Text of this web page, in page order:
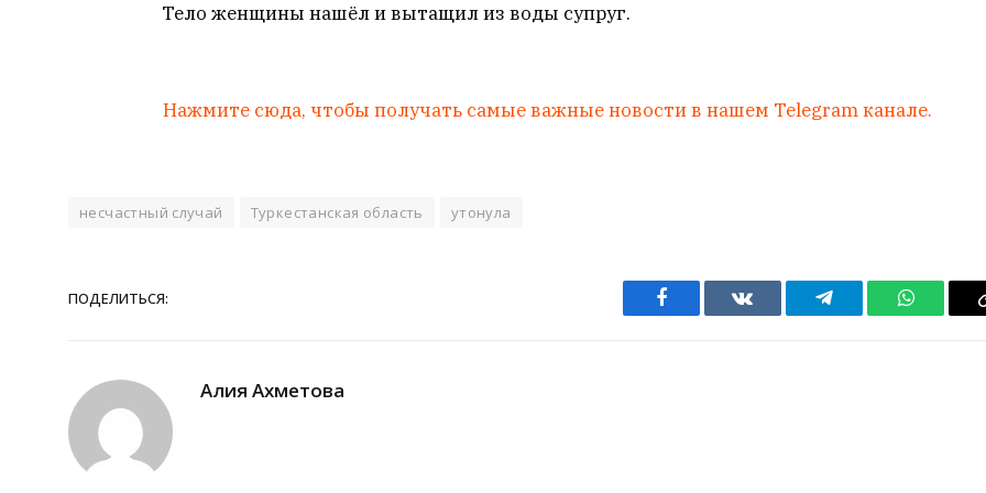
Тело женщины нашёл и вытащил из воды супруг.
Нажмите сюда, чтобы получать самые важные новости в нашем Telegram канале.
несчастный случай Туркестанская область утонула
ПОДЕЛИТЬСЯ:
Facebook VKontakteTelegram
Алия Ахметова